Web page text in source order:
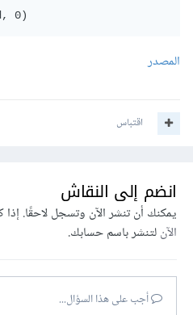
0)
المصدر
اقتباس
انضم إلى النقاش
يمكنك أن تنشر الآن وتسجل لاحقًا.
الآنلتنشر باسم حسابك.
أجب على هذا السؤال...